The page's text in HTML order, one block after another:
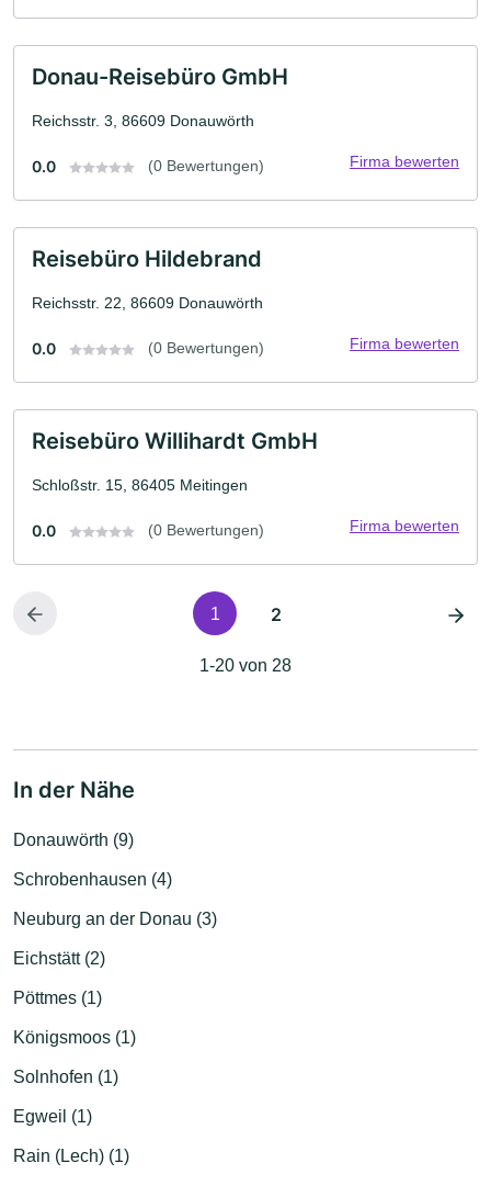
Donau-Reisebüro GmbH
Reichsstr. 3, 86609 Donauwörth
0.0 (0 Bewertungen) Firma bewerten
Reisebüro Hildebrand
Reichsstr. 22, 86609 Donauwörth
0.0 (0 Bewertungen) Firma bewerten
Reisebüro Willihardt GmbH
Schloßstr. 15, 86405 Meitingen
0.0 (0 Bewertungen) Firma bewerten
1 2
1-20 von 28
In der Nähe
Donauwörth (9)
Schrobenhausen (4)
Neuburg an der Donau (3)
Eichstätt (2)
Pöttmes (1)
Königsmoos (1)
Solnhofen (1)
Egweil (1)
Rain (Lech) (1)